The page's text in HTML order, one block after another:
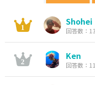
Shohei
回答数：
Ken
回答数：